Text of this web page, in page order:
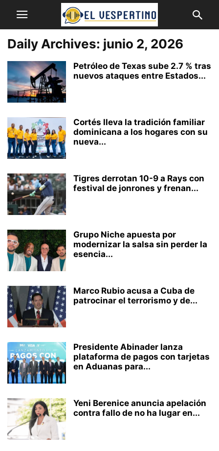
Daily Archives: junio 2, 2026
Petróleo de Texas sube 2.7 % tras
nuevos ataques entre Estados...
Cortés lleva la tradición familiar
dominicana a los hogares con su
nueva...
Tigres derrotan 10-9 a Rays con
festival de jonrones y frenan...
Grupo Niche apuesta por
modernizar la salsa sin perder la
esencia...
Marco Rubio acusa a Cuba de
patrocinar el terrorismo y de...
Presidente Abinader lanza
plataforma de pagos con tarjetas
en Aduanas para...
Yeni Berenice anuncia apelación
contra fallo de no ha lugar en...